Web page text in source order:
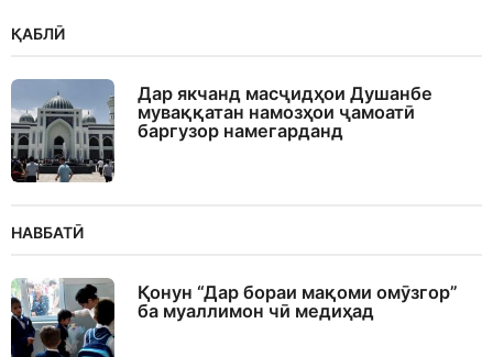
ҚАБЛӢ
Дар якчанд масҷидҳои Душанбе
муваққатан намозҳои ҷамоатӣ
баргузор намегарданд
НАВБАТӢ
Қонун “Дар бораи мақоми омӯзгор”
ба муаллимон чӣ медиҳад